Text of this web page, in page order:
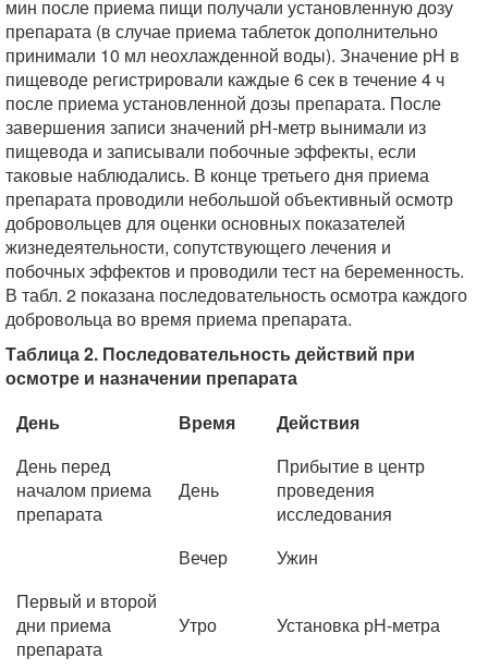
мин после приема пищи получали установленную дозу
препарата (в случае приема таблеток дополнительно
принимали 10 мл неохлажденной воды). Значение рН в
пищеводе регистрировали каждые 6 сек в течение 4 ч
после приема установленной дозы препарата. После
завершения записи значений рН-метр вынимали из
пищевода и записывали побочные эффекты, если
таковые наблюдались. В конце третьего дня приема
препарата проводили небольшой объективный осмотр
добровольцев для оценки основных показателей
жизнедеятельности, сопутствующего лечения и
побочных эффектов и проводили тест на беременность.
В табл. 2 показана последовательность осмотра каждого
добровольца во время приема препарата.
Таблица 2. Последовательность действий при
осмотре и назначении препарата
День
Время
Действия
День перед
началом приема
препарата
День
Прибытие в центр
проведения
исследования
Вечер
Ужин
Первый и второй
дни приема
препарата
Утро Установка рН-метра